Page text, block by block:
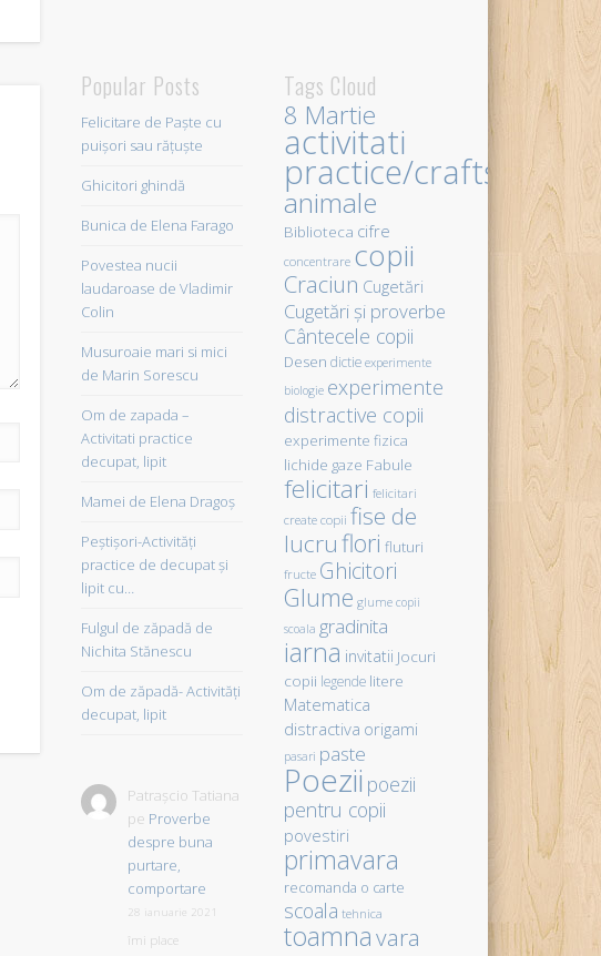
Popular Posts
Felicitare de Paște cu
puișori sau rățuște
Ghicitori ghindă
Bunica de Elena Farago
Povestea nucii
laudaroase de Vladimir
Colin
Musuroaie mari si mici
de Marin Sorescu
Om de zapada –
Activitati practice
decupat, lipit
Mamei de Elena Dragoş
Peştişori-Activităţi
practice de decupat şi
lipit cu…
Fulgul de zăpadă de
Nichita Stănescu
Om de zăpadă- Activităţi
decupat, lipit
Patrașcio Tatiana
pe Proverbe
despre buna
purtare,
comportare
28 ianuarie 2021
îmi place
Tags Cloud
8 Martie
activitati
practice/crafts
animale
Biblioteca cifre
concentrare copii
Craciun Cugetări
Cugetări şi proverbe
Cântecele copii
Desen dictie experimente
biologie experimente
distractive copii
experimente fizica
lichide gaze Fabule
felicitari felicitari
create copii fise de
lucruflori fluturi
fructe Ghicitori
Glume glume copii
scoala gradinita
iarna invitatii Jocuri
copii legende litere
Matematica
distractiva origami
pasari paste
Poezii poezii
pentru copii
povestiri
primavara
recomanda o carte
scoala tehnica
toamnavara